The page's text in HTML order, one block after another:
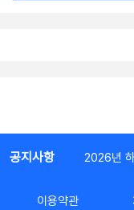
공지사항 2026년
이용약관